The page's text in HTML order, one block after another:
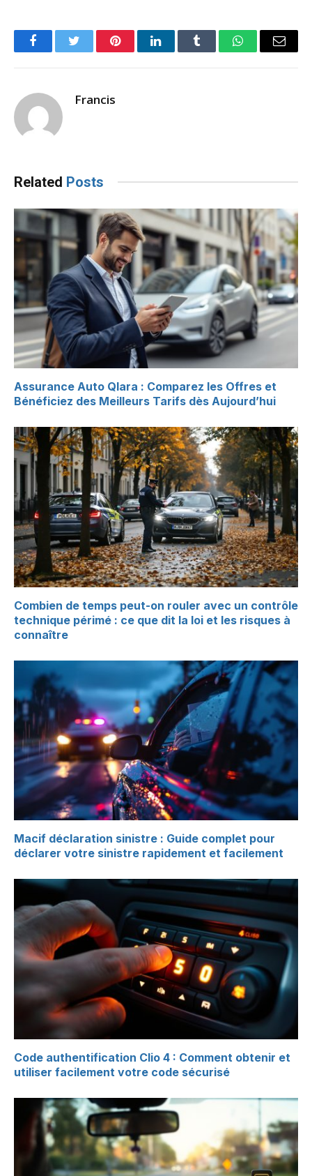
FacebookTwitter PinterestLinkedInTumblr WhatsAppEmail
Francis
Related Posts
Assurance Auto Qlara : Comparez les Offres et
Bénéficiez des Meilleurs Tarifs dès Aujourd’hui
Combien de temps peut-on rouler avec un contrôle
technique périmé : ce que dit la loi et les risques à
connaître
Macif déclaration sinistre : Guide complet pour
déclarer votre sinistre rapidement et facilement
Code authentification Clio 4 : Comment obtenir et
utiliser facilement votre code sécurisé